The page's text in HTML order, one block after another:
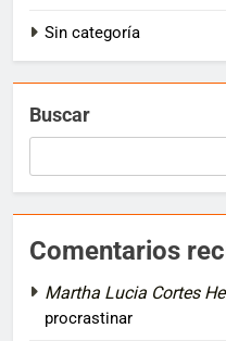
Sin categoría
Buscar
Comentarios
Martha Lucia Cortes
procrastinar